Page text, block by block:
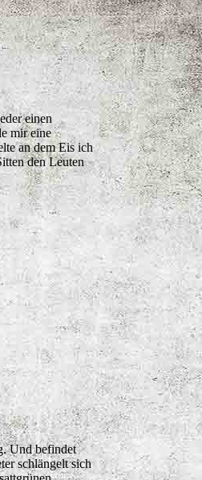
einen
mir eine
an dem Eis ich
den Leuten
Und befindet
schlängelt sich